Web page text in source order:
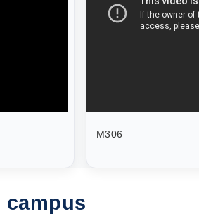
M306
campus